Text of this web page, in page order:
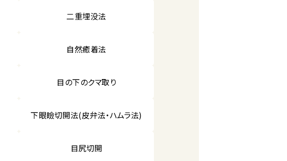
二重埋没法
自然癒着法
目の下のクマ取り
下眼瞼切開法(皮弁法・ハムラ法)
目尻切開